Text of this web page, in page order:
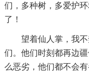
们，多种树，多爱护
了！
望着仙人掌，我
们。他们时刻都再边
么恶劣，他们都不会